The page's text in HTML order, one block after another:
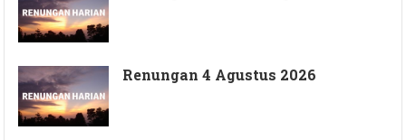
Renungan 4 Agustus 2026